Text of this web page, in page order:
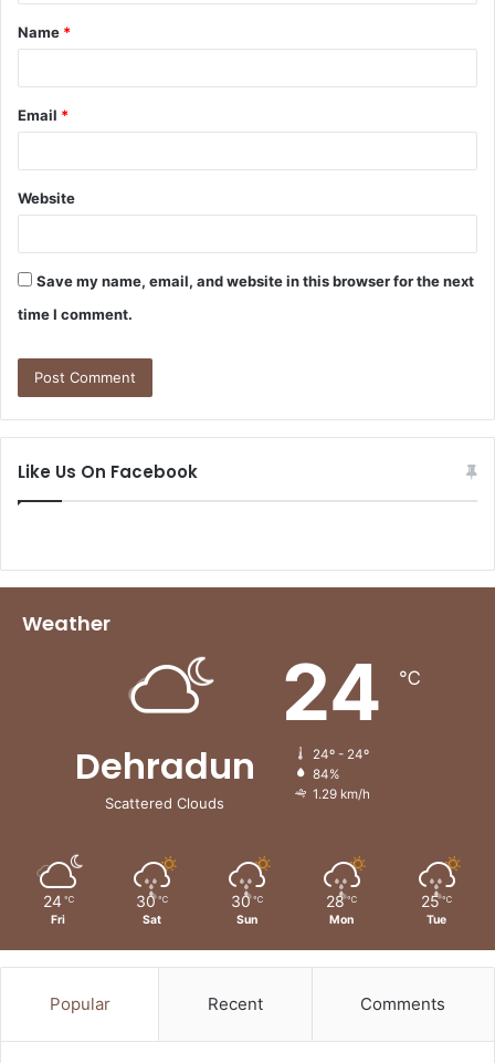
t
*
Name *
Email *
Website
Save my name, email, and website in this browser for the next
time I comment.
Like Us On Facebook
Weather
Dehradun
Scattered Clouds
24 ℃
24º - 24º
84%
1.29 km/h
24 ℃
Fri
30 ℃
Sat
30 ℃
Sun
28 ℃
Mon
25 ℃
Tue
Popular Recent Comments